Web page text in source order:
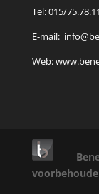
Tel:015/75.78.11
E-mail:
Web: